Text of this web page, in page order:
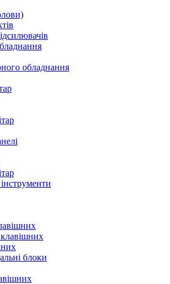
обладнання
блоки